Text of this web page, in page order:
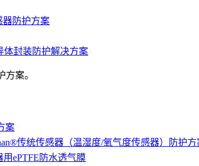
器防护方案
体封装防护解决方案
案。
案
传统传感器（温湿度/氧气度传感器）防护方
ePTFE防水透气膜